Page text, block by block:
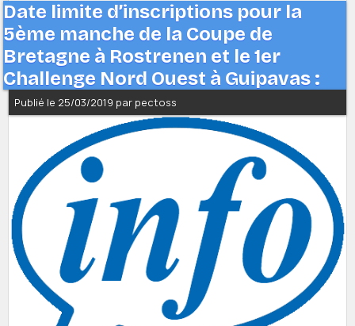
Date limite d’inscriptions pour la
5ème manche de la Coupe de
Bretagne à Rostrenen et le 1er
Challenge Nord Ouest à Guipavas :
Publié le 25/03/2019 par pectoss